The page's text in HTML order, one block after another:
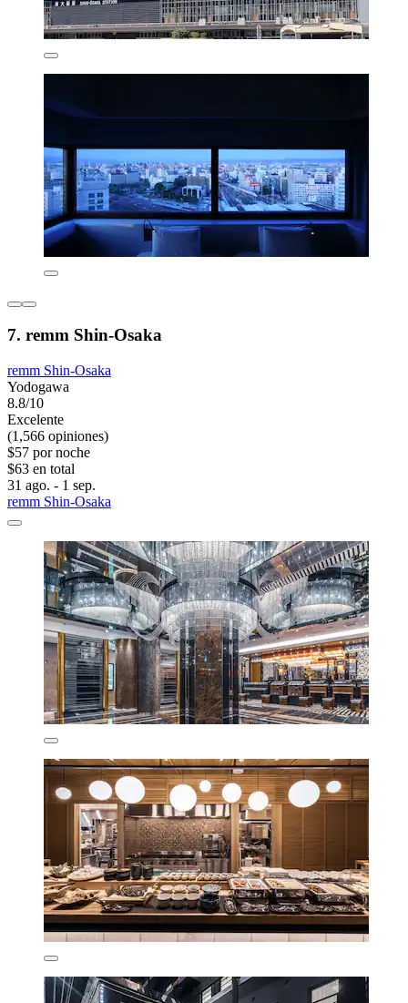
7. remm Shin-Osaka
remm Shin-Osaka
Yodogawa
8.8/10
Excelente
(1,566 opiniones)
$57 por noche
$63 en total
31 ago. - 1 sep.
remm Shin-Osaka